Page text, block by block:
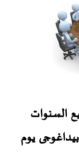
السنوات
يوم